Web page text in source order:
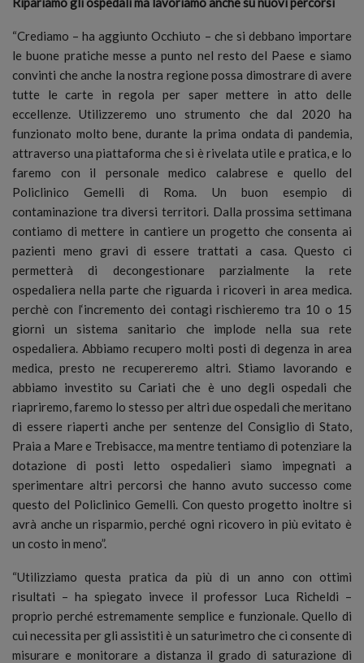
“Crediamo – ha aggiunto Occhiuto – che si debbano importare
le buone pratiche messe a punto nel resto del Paese e siamo
convinti che anche la nostra regione possa dimostrare di avere
tutte le carte in regola per saper mettere in atto delle
eccellenze. Utilizzeremo uno strumento che dal 2020 ha
funzionato molto bene, durante la prima ondata di pandemia,
attraverso una piattaforma che si è rivelata utile e pratica, e lo
faremo con il personale medico calabrese e quello del
Policlinico Gemelli di Roma. Un buon esempio di
contaminazione tra diversi territori. Dalla prossima settimana
contiamo di mettere in cantiere un progetto che consenta ai
pazienti meno gravi di essere trattati a casa. Questo ci
permetterà di decongestionare parzialmente la rete
ospedaliera nella parte che riguarda i ricoveri in area medica.
perchè con l‘incremento dei contagi rischieremo tra 10 o 15
giorni un sistema sanitario che implode nella sua rete
ospedaliera. Abbiamo recupero molti posti di degenza in area
medica, presto ne recupereremo altri. Stiamo lavorando e
abbiamo investito su Cariati che è uno degli ospedali che
riapriremo, faremo lo stesso per altri due ospedali che meritano
di essere riaperti anche per sentenze del Consiglio di Stato,
Praia a Mare e Trebisacce, ma mentre tentiamo di potenziare la
dotazione di posti letto ospedalieri siamo impegnati a
sperimentare altri percorsi che hanno avuto successo come
questo del Policlinico Gemelli. Con questo progetto inoltre si
avrà anche un risparmio, perché ogni ricovero in più evitato è
un costo in meno”.
“Utilizziamo questa pratica da più di un anno con ottimi
risultati – ha spiegato invece il professor Luca Richeldi –
proprio perché estremamente semplice e funzionale. Quello di
cui necessita per gli assistiti è un saturimetro che ci consente di
misurare e monitorare a distanza il grado di saturazione di